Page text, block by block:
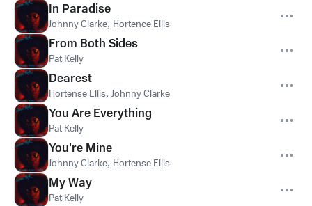
In Paradise
Johnny Clarke, Hortence Ellis
From Both Sides
Pat Kelly
Dearest
Hortense Ellis, Johnny Clarke
You Are Everything
Pat Kelly
You're Mine
Johnny Clarke, Hortense Ellis
My Way
Pat Kelly